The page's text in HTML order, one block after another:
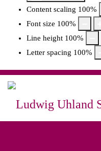
Content scaling 100%
Font size 100%
Line height 100%
Letter spacing 100%